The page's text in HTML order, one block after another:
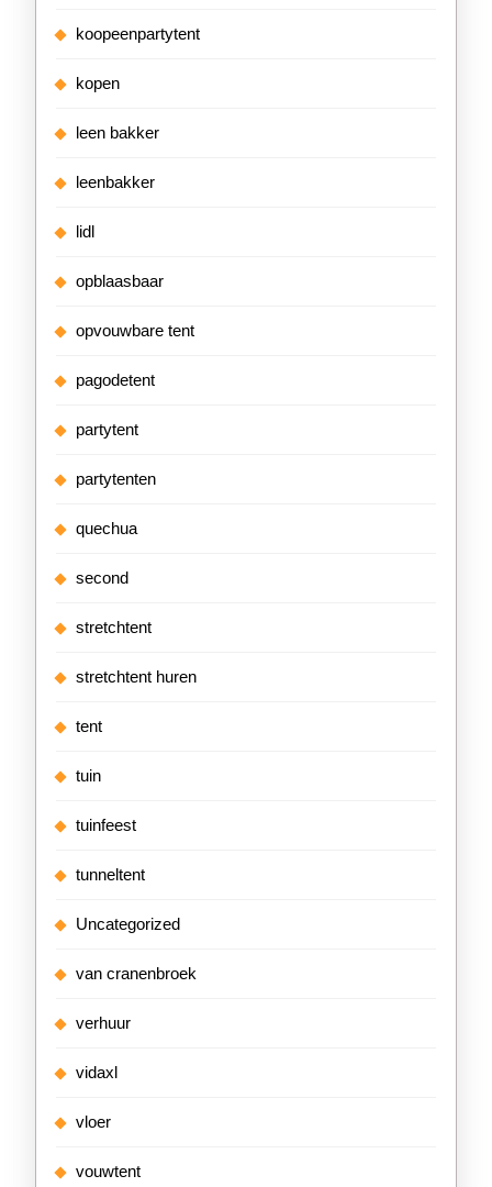
koopeenpartytent
kopen
leen bakker
leenbakker
lidl
opblaasbaar
opvouwbare tent
pagodetent
partytent
partytenten
quechua
second
stretchtent
stretchtent huren
tent
tuin
tuinfeest
tunneltent
Uncategorized
van cranenbroek
verhuur
vidaxl
vloer
vouwtent